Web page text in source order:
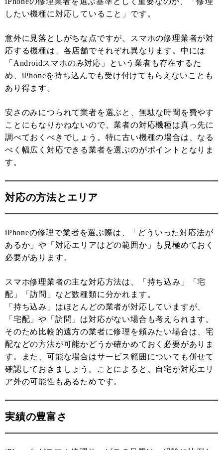
したい機種に対応していること」です。
意外に見落としがちな点ですが、スマホの修理業者が対
応する機種は、各店舗でそれぞれ異なります。中には
「Androidスマホのみ対応」という業者も存在するた
め、iPhoneを持ち込んでも受け付けてもらえないことも
あり得ます。
安さのみにつられて業者を選ぶと、無駄な時間を費やす
ことにもなりかねないので、業者の対応機種は真っ先に
調べておくべきでしょう。特に古い機種の場合は、なる
べく幅広く対応できる業者を選ぶのがポイントとなりま
す。
対応の方法とエリア
iPhoneの修理で業者を選ぶ際は、「どういった対応法が
あるか」や「対応エリアはどの範囲か」も見極めておく
必要があります。
スマホ修理業者の主な対応方法は、「持ち込み」「宅
配」「訪問」など数種類に分かれます。
「持ち込み」はほとんどの業者が対応していますが、
「宅配」や「訪問」は対応がない場合も考えられます。
そのため比較的遠方の業者に修理を頼みたい場合は、宅
配などの方法が可能かどうか確かめておく必要がありま
す。また、可能な場合はサービス範囲についても併せて
確認しておきましょう。ことによると、自宅が対応エリ
ア外の可能性もあるためです。
実績の豊富さ